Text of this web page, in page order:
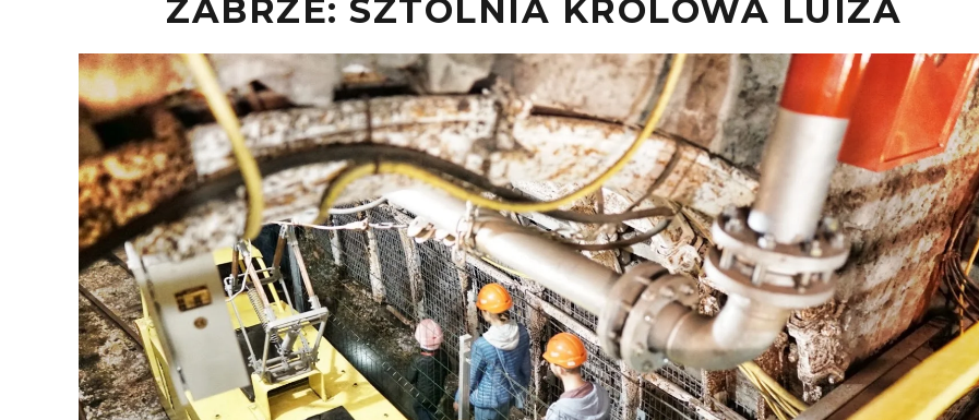
ZABRZE: SZTOLNIA KRÓLOWA LUIZA